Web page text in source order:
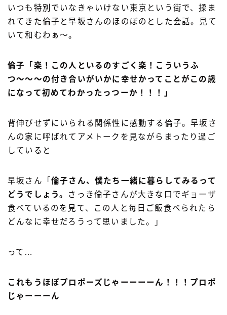
いつも特別でいなきゃいけない東京という街で、揉ま
れてきた倫子と早坂さんのほのぼのとした会話。見て
いて和むわぁ〜。
倫子「楽！この人といるのすごく楽！こういうふ
つ〜〜〜の付き合いがいかに幸せかってことがこの歳
になって初めてわかったっつーか！！！」
背伸びせずにいられる関係性に感動する倫子。早坂さ
んの家に呼ばれてアメトークを見ながらまったり過ご
していると
早坂さん「 倫子さん、僕たち一緒に暮らしてみるって
どうでしょう。 さっき倫子さんが大きな口でギョーザ
食べているのを見て、この人と毎日ご飯食べられたら
どんなに幸せだろうって思いました。」
って…
これもうほぼプロポーズじゃーーーーん！！！プロポ
じゃーーーん